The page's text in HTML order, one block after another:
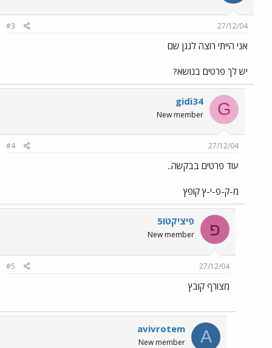
27/12/04
#3
אני הייתי רוצה לנגן שם
יש לך פרטים בנושא?
G
gidi34
New member
27/12/04
#4
עוד פרטים בבקשה..
מ-ק-פ-י-ץ קופץ
פ פיציקטו5
New member
27/12/04
#5
מצורף קובץ
A
avivrotem
New member